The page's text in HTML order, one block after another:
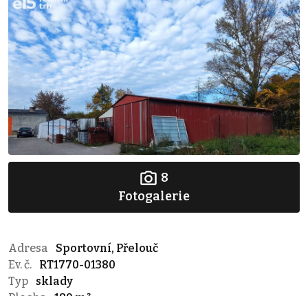
8
Fotogalerie
Adresa
Sportovní, Přelouč
Ev. č.
RT1770-01380
Typ
sklady